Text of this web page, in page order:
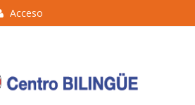
Acceso